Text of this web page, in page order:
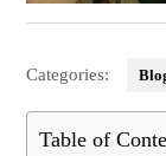
Categories:
Table of